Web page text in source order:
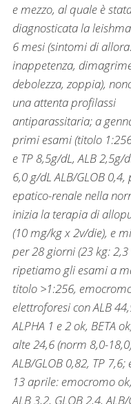
e mezzo, al quale è
diagnosticata la
6 mesi (sintomi di
inappetenza,
debolezza, zoppia),
una attenta profilassi
antiparassitaria; a
primi esami (titolo
e TP 8,5g/dL, ALB 2,5g/
6,0 g/dL ALB/GLOB
epatico-renale nella
inizia la terapia di
(10 mg/kg x 2v/die), e
per 28 giorni (23 kg:
ripetiamo gli esami a
titolo >1:256,
elettroforesi con ALB
ALPHA 1 e 2 ok, BETA
alte 24,6 (norm 8,0-
ALB/GLOB 0,82, TP 7,6;
13 aprile: emocromo
ALB 3,2, GLOB 2,4, ALB/